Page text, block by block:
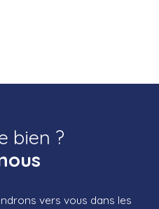
bien ?
vers vous dans les